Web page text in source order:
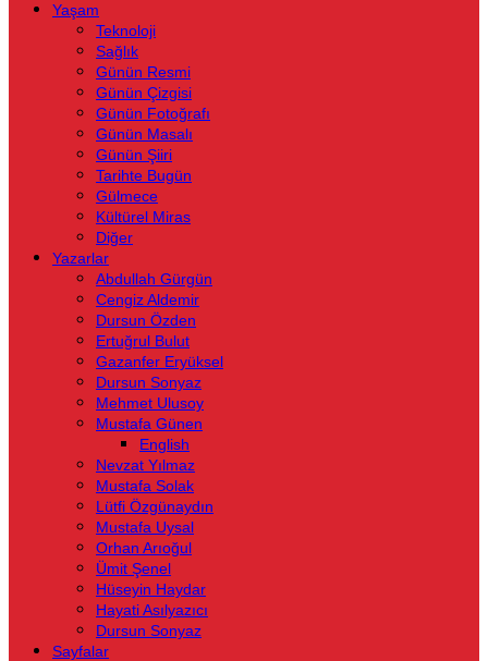
Yaşam
Teknoloji
Sağlık
Günün Resmi
Günün Çizgisi
Günün Fotoğrafı
Günün Masalı
Günün Şiiri
Tarihte Bugün
Gülmece
Kültürel Miras
Diğer
Yazarlar
Abdullah Gürgün
Cengiz Aldemir
Dursun Özden
Ertuğrul Bulut
Gazanfer Eryüksel
Dursun Sonyaz
Mehmet Ulusoy
Mustafa Günen
English
Nevzat Yılmaz
Mustafa Solak
Lütfi Özgünaydın
Mustafa Uysal
Orhan Arıoğul
Ümit Şenel
Hüseyin Haydar
Hayati Asılyazıcı
Dursun Sonyaz
Sayfalar